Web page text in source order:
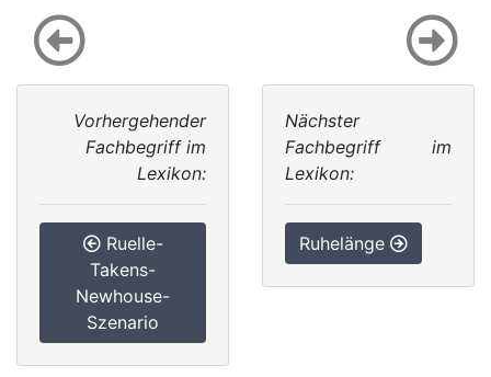
Vorhergehender
Fachbegriff im
Lexikon:
Ruelle-
Takens-
Newhouse-
Szenario
Nächster
Fachbegriff im
Lexikon:
Ruhelänge